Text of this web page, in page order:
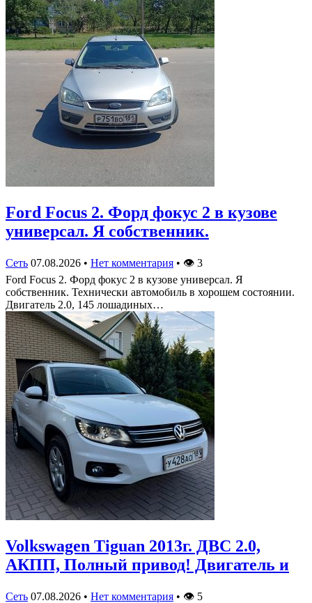
Ford Focus 2. Форд фокус 2 в кузове
универсал. Я собственник.
Сеть 07.08.2026 • Нет комментария • 👁 3
Ford Focus 2. Форд фокус 2 в кузове универсал. Я
собственник. Технически автомобиль в хорошем состоянии.
Двигатель 2.0, 145 лошадиных…
Volkswagen Tiguan 2013г. ДВС 2.0,
АКПП, Полный привод! Двигатель и
Сеть 07.08.2026 • Нет комментария • 👁 5